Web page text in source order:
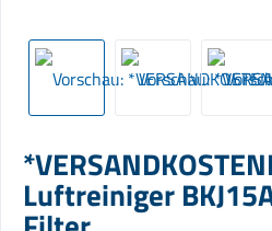
Luftreiniger